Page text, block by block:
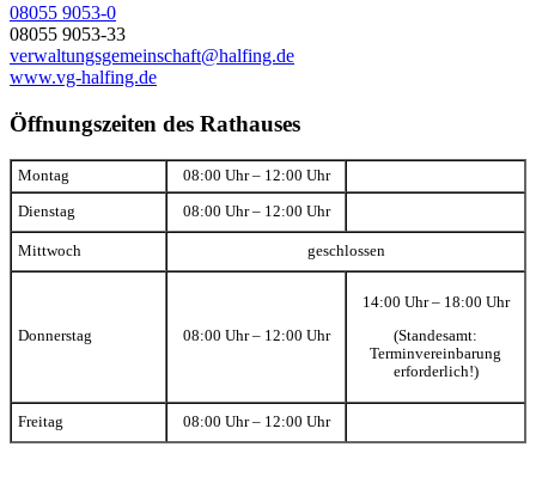
08055 9053-0
08055 9053-33
verwaltungsgemeinschaft@halfing.de
www.vg-halfing.de
Öffnungszeiten des Rathauses
Montag 08:00 Uhr – 12:00 Uhr
Dienstag 08:00 Uhr – 12:00 Uhr
Mittwoch geschlossen
Donnerstag 08:00 Uhr – 12:00 Uhr
14:00 Uhr – 18:00 Uhr
(Standesamt:
Terminvereinbarung
erforderlich!)
Freitag 08:00 Uhr – 12:00 Uhr